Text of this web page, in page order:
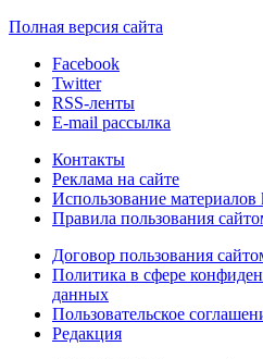
Полная версия сайта
Facebook
Twitter
RSS-ленты
E-mail рассылка
Контакты
Реклама на сайте
Использование материалов
Правила пользования
Договор пользования
Политика в сфере
данных
Пользовательское
Редакция